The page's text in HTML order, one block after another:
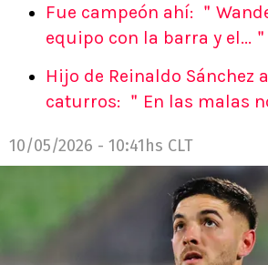
Fue campeón ahí: ＂
equipo con la barra y el...＂
Hijo de Reinaldo Sánchez
caturros: ＂En las malas
10/05/2026 - 10:41hs CLT